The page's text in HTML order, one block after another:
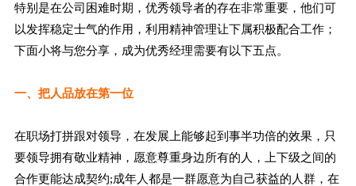
特别是在公司困难时期，优秀领导者的存在非常重要，他们可
以发挥稳定士气的作用，利用精神管理让下属积极配合工作；
下面小将与您分享，成为优秀经理需要有以下五点。
一、把人品放在第一位
在职场打拼跟对领导，在发展上能够起到事半功倍的效果，只
要领导拥有敬业精神，愿意尊重身边所有的人，上下级之间的
合作更能达成契约;成年人都是一群愿意为自己获益的人群，在